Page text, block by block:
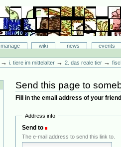
manage wiki news
events
→i. tiere im mittelalter →2. das reale tier →
Send this page to
Fill in the email address of your
Address info
Send to
The e-mail address to send this link to.